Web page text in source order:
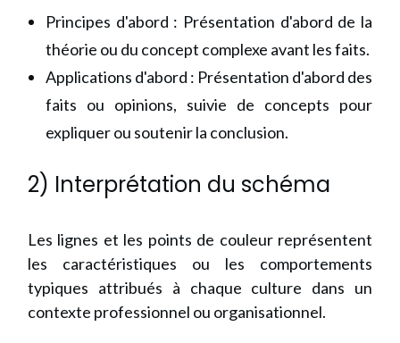
Principes d'abord : Présentation d'abord de la
théorie ou du concept complexe avant les faits.
Applications d'abord : Présentation d'abord des
faits ou opinions, suivie de concepts pour
expliquer ou soutenir la conclusion.
2) Interprétation du schéma
Les lignes et les points de couleur représentent
les caractéristiques ou les comportements
typiques attribués à chaque culture dans un
contexte professionnel ou organisationnel.